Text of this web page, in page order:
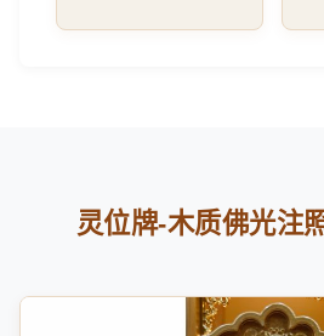
灵位牌-木质佛光注